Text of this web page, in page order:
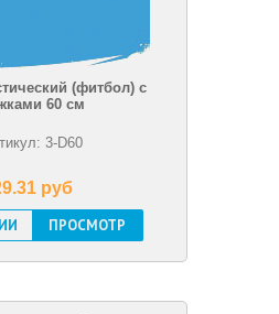
(фитбол) с
60 см
3-D60
pуб
ПРОСМОТР